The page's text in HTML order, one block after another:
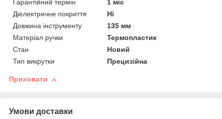
Гарантійний термін
1 міс
Діелектричне покриття
Ні
Довжина інструменту
135 мм
Матеріал ручки
Термопластик
Стан
Новий
Тип викрутки
Прецизійна
Приховати
Умови доставки